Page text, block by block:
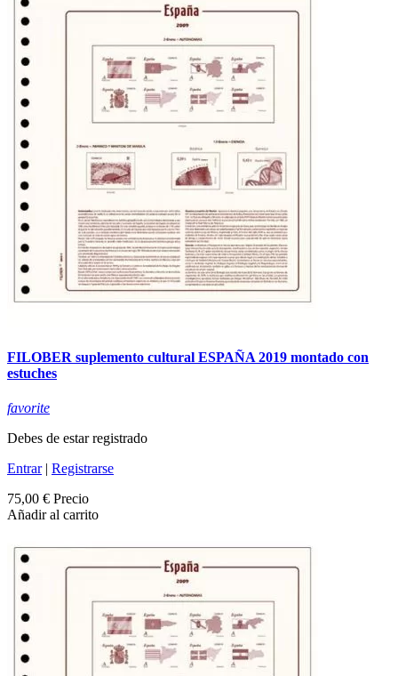
FILOBER suplemento cultural ESPAÑA 2019 montado con
estuches
favorite
Debes de estar registrado
Entrar| Registrarse
75,00 € Precio
Añadir al carrito